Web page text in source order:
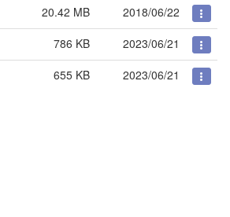
20.42 MB
2018/06/22
786 KB
2023/06/21
655 KB 2023/06/21